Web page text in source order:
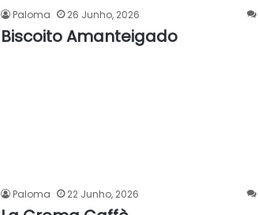
Paloma 26 Junho, 2026
Biscoito Amanteigado
Paloma 22 Junho, 2026